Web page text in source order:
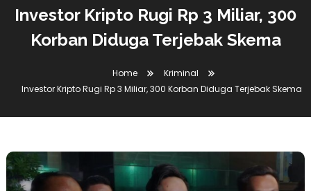
Investor Kripto Rugi Rp 3 Miliar, 300
Korban Diduga Terjebak Skema
Home
Kriminal
Investor Kripto Rugi Rp 3 Miliar, 300 Korban Diduga Terjebak Skema